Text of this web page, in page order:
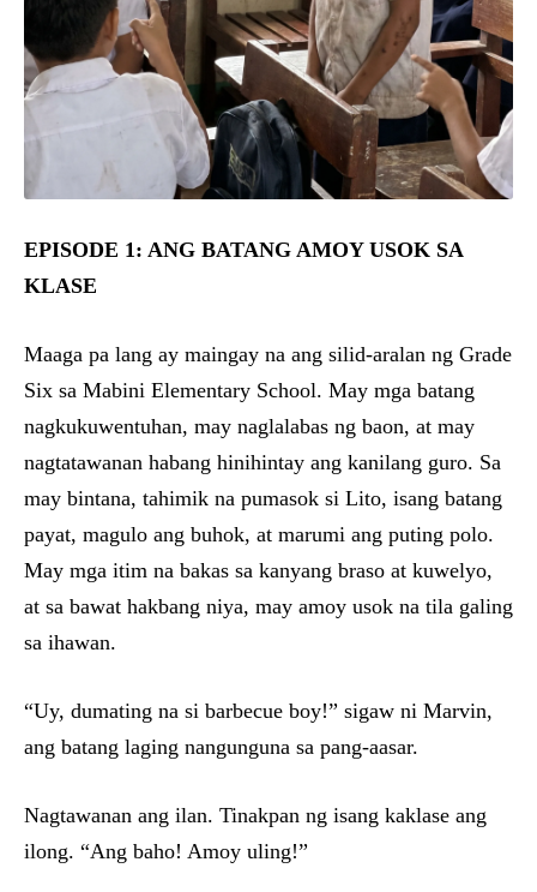
EPISODE 1: ANG BATANG AMOY USOK SA
KLASE
Maaga pa lang ay maingay na ang silid-aralan ng Grade
Six sa Mabini Elementary School. May mga batang
nagkukuwentuhan, may naglalabas ng baon, at may
nagtatawanan habang hinihintay ang kanilang guro. Sa
may bintana, tahimik na pumasok si Lito, isang batang
payat, magulo ang buhok, at marumi ang puting polo.
May mga itim na bakas sa kanyang braso at kuwelyo,
at sa bawat hakbang niya, may amoy usok na tila galing
sa ihawan.
“Uy, dumating na si barbecue boy!” sigaw ni Marvin,
ang batang laging nangunguna sa pang-aasar.
Nagtawanan ang ilan. Tinakpan ng isang kaklase ang
ilong. “Ang baho! Amoy uling!”